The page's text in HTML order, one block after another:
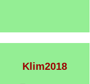
Klim2018